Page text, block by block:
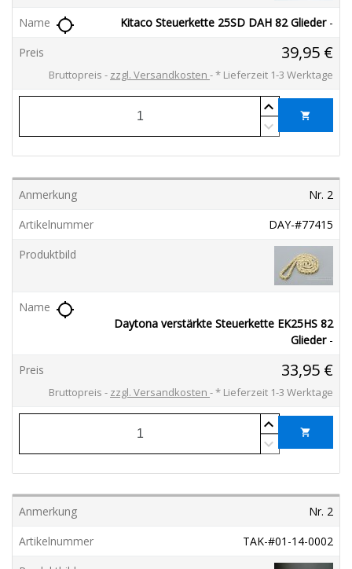
Kitaco Steuerkette 25SD DAH 82 Glieder-
location_searching
39,95 €
Bruttopreis zzgl. Versandkosten * Lieferzeit 1-3 Werktage
shopping_cart
Nr. 2
DAY-#77415
Daytona verstärkte Steuerkette EK25HS 82
Glieder-
location_searching
33,95 €
Bruttopreis zzgl. Versandkosten * Lieferzeit 1-3 Werktage
shopping_cart
Nr. 2
TAK-#01-14-0002